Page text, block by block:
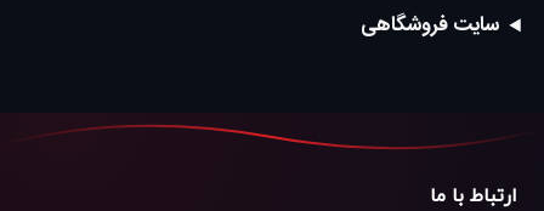
سایت فروشگاهی
ارتباط با ما